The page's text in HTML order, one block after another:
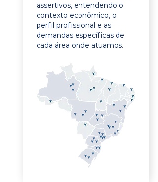
assertivos, entendendo o
contexto econômico, o
perfil profissional e as
demandas específicas de
cada área onde atuamos.